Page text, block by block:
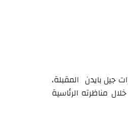
جيل بايدن المقبلة،
مناظرته الرئاسية